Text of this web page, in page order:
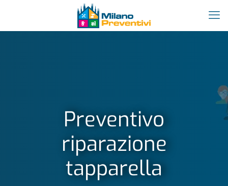
Preventivo
riparazione
tapparella